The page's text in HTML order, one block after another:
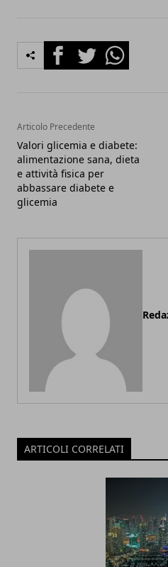
FacebookTwitterWhatsapp
Articolo Precedente
Valori glicemia e diabete:
alimentazione sana, dieta
e attività fisica per
abbassare diabete e
glicemia
ARTICOLI CORRELATI